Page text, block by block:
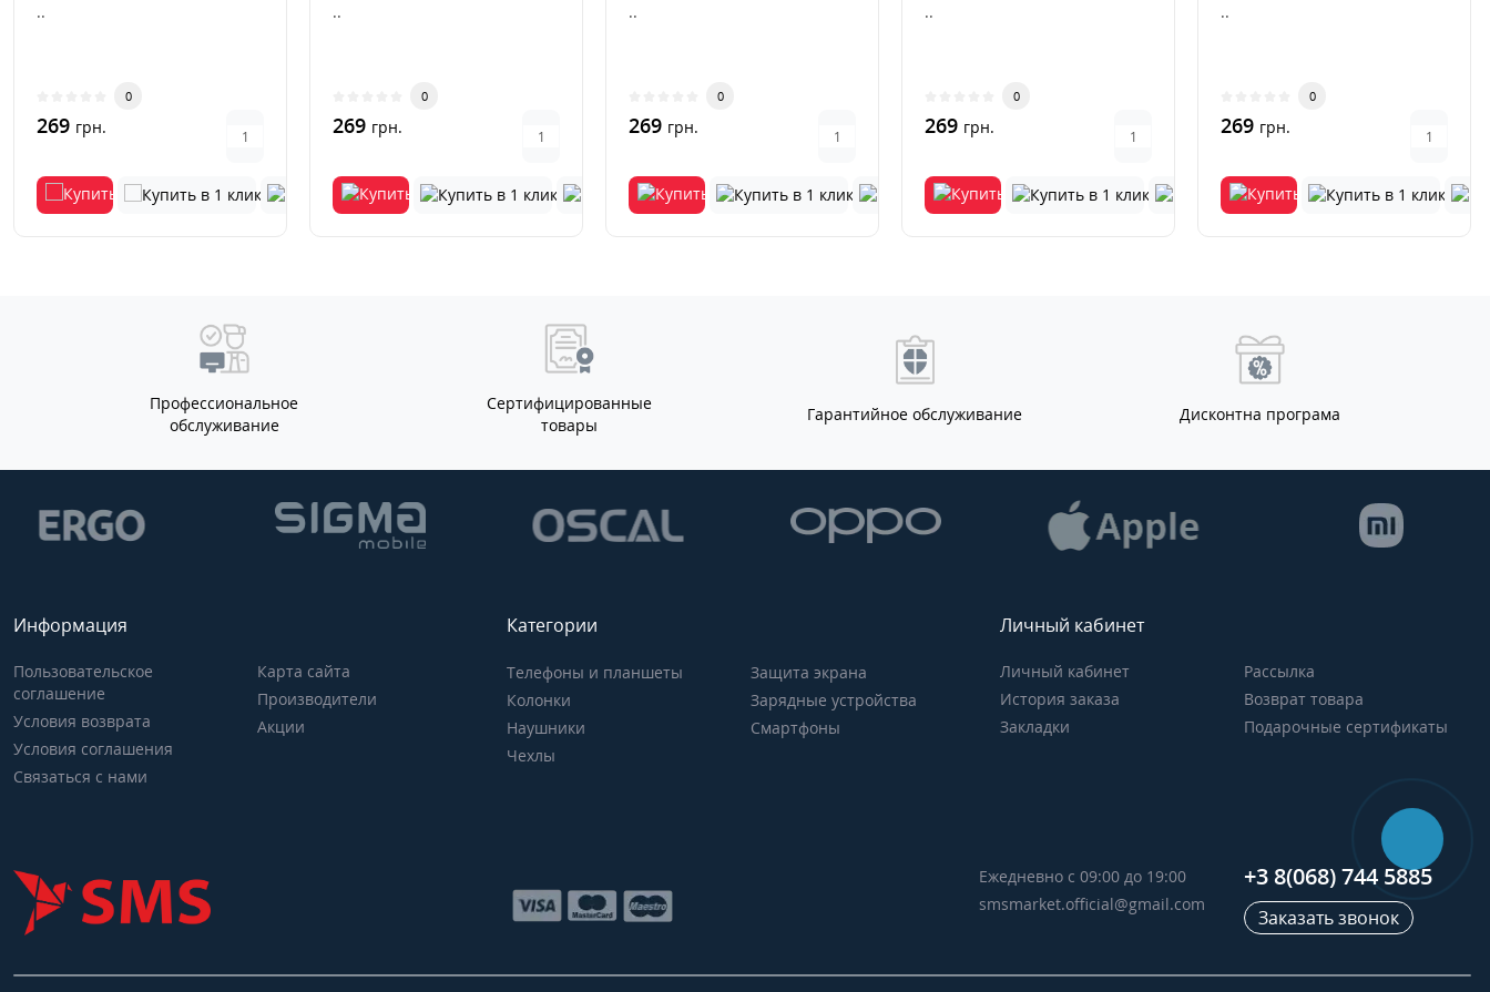
..
0
269 грн.
..
0
269 грн.
..
0
269 грн.
..
0
269 грн.
..
0
269 грн.
Профессиональное
обслуживание
Сертифицированные
товары
Гарантийное обслуживание Дисконтна програма
Информация
Пользовательское
соглашение
Условия возврата
Условия соглашения
Связаться с нами
Карта сайта
Производители
Акции
Категории
Телефоны и планшеты
Колонки
Наушники
Чехлы
Защита экрана
Зарядные устройства
Смартфоны
Личный кабинет
Личный кабинет
История заказа
Закладки
Рассылка
Возврат товара
Подарочные сертификаты
Ежедневно с 09:00 до 19:00
smsmarket.official@gmail.com
+3 8(068) 744 5885
Заказать звонок